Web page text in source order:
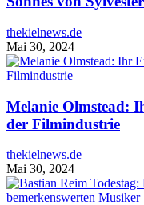
thekielnews.de
Mai 30, 2024
Melanie Olmstead:
der Filmindustrie
thekielnews.de
Mai 30, 2024